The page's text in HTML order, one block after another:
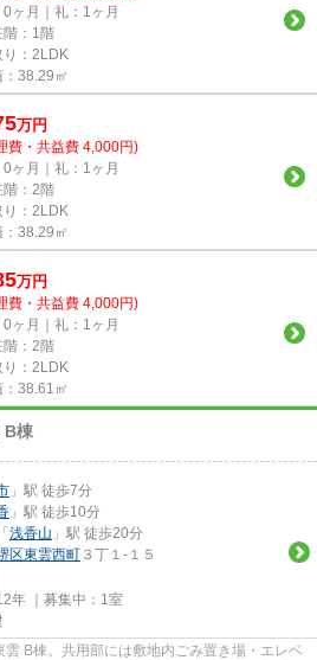
0ヶ月｜礼：1ヶ月
階：1階
り：2LDK
：38.29㎡
万円
費・共益費 4,000円)
0ヶ月｜礼：1ヶ月
階：2階
り：2LDK
：38.29㎡
万円
費・共益費 4,000円)
0ヶ月｜礼：1ヶ月
階：2階
り：2LDK
：38.61㎡
B棟
」駅 徒歩7分
」駅 徒歩10分
「 浅香山 」駅 徒歩20分
区東雲西町 ３丁１-１５
年 ｜募集中： 1室
B棟。共用部には敷地内ごみ置き場・エレベ